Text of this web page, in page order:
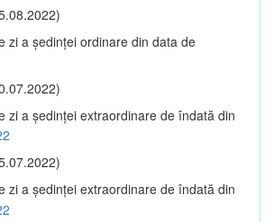
zi a şedinţei ordinare din data de
zi a şedinţei extraordinare de îndată din
zi a şedinţei extraordinare de îndată din